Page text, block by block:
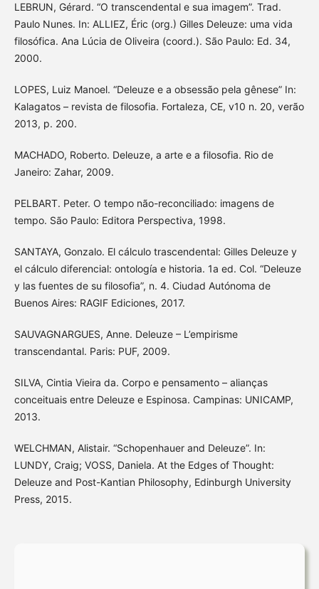
LEBRUN, Gérard. “O transcendental e sua imagem”. Trad.
Paulo Nunes. In: ALLIEZ, Éric (org.) Gilles Deleuze: uma vida
filosófica. Ana Lúcia de Oliveira (coord.). São Paulo: Ed. 34,
2000.
LOPES, Luiz Manoel. “Deleuze e a obsessão pela gênese” In:
Kalagatos – revista de filosofia. Fortaleza, CE, v10 n. 20, verão
2013, p. 200.
MACHADO, Roberto. Deleuze, a arte e a filosofia. Rio de
Janeiro: Zahar, 2009.
PELBART. Peter. O tempo não-reconciliado: imagens de
tempo. São Paulo: Editora Perspectiva, 1998.
SANTAYA, Gonzalo. El cálculo trascendental: Gilles Deleuze y
el cálculo diferencial: ontología e historia. 1a ed. Col. “Deleuze
y las fuentes de su filosofia”, n. 4. Ciudad Autónoma de
Buenos Aires: RAGIF Ediciones, 2017.
SAUVAGNARGUES, Anne. Deleuze – L’empirisme
transcendantal. Paris: PUF, 2009.
SILVA, Cintia Vieira da. Corpo e pensamento – alianças
conceituais entre Deleuze e Espinosa. Campinas: UNICAMP,
2013.
WELCHMAN, Alistair. “Schopenhauer and Deleuze”. In:
LUNDY, Craig; VOSS, Daniela. At the Edges of Thought:
Deleuze and Post-Kantian Philosophy, Edinburgh University
Press, 2015.